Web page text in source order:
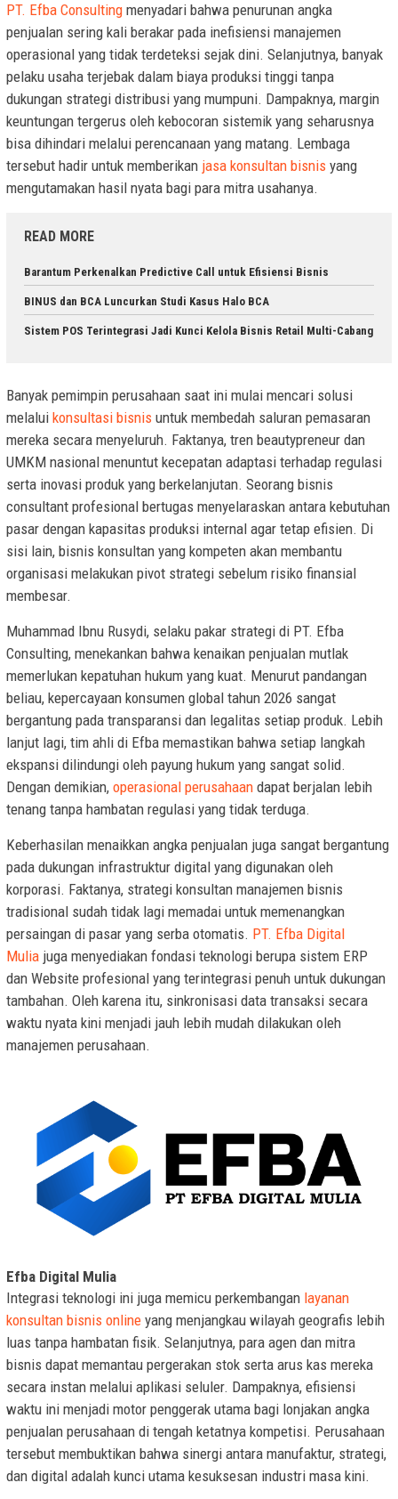
PT. Efba Consulting menyadari bahwa penurunan angka
penjualan sering kali berakar pada inefisiensi manajemen
operasional yang tidak terdeteksi sejak dini. Selanjutnya, banyak
pelaku usaha terjebak dalam biaya produksi tinggi tanpa
dukungan strategi distribusi yang mumpuni. Dampaknya, margin
keuntungan tergerus oleh kebocoran sistemik yang seharusnya
bisa dihindari melalui perencanaan yang matang. Lembaga
tersebut hadir untuk memberikan jasa konsultan bisnis yang
mengutamakan hasil nyata bagi para mitra usahanya.
READ MORE
Barantum Perkenalkan Predictive Call untuk Efisiensi Bisnis
BINUS dan BCA Luncurkan Studi Kasus Halo BCA
Sistem POS Terintegrasi Jadi Kunci Kelola Bisnis Retail Multi-Cabang
Banyak pemimpin perusahaan saat ini mulai mencari solusi
melalui konsultasi bisnis untuk membedah saluran pemasaran
mereka secara menyeluruh. Faktanya, tren beautypreneur dan
UMKM nasional menuntut kecepatan adaptasi terhadap regulasi
serta inovasi produk yang berkelanjutan. Seorang bisnis
consultant profesional bertugas menyelaraskan antara kebutuhan
pasar dengan kapasitas produksi internal agar tetap efisien. Di
sisi lain, bisnis konsultan yang kompeten akan membantu
organisasi melakukan pivot strategi sebelum risiko finansial
membesar.
Muhammad Ibnu Rusydi, selaku pakar strategi di PT. Efba
Consulting, menekankan bahwa kenaikan penjualan mutlak
memerlukan kepatuhan hukum yang kuat. Menurut pandangan
beliau, kepercayaan konsumen global tahun 2026 sangat
bergantung pada transparansi dan legalitas setiap produk. Lebih
lanjut lagi, tim ahli di Efba memastikan bahwa setiap langkah
ekspansi dilindungi oleh payung hukum yang sangat solid.
Dengan demikian, operasional perusahaan dapat berjalan lebih
tenang tanpa hambatan regulasi yang tidak terduga.
Keberhasilan menaikkan angka penjualan juga sangat bergantung
pada dukungan infrastruktur digital yang digunakan oleh
korporasi. Faktanya, strategi konsultan manajemen bisnis
tradisional sudah tidak lagi memadai untuk memenangkan
persaingan di pasar yang serba otomatis. PT. Efba Digital
Mulia juga menyediakan fondasi teknologi berupa sistem ERP
dan Website profesional yang terintegrasi penuh untuk dukungan
tambahan. Oleh karena itu, sinkronisasi data transaksi secara
waktu nyata kini menjadi jauh lebih mudah dilakukan oleh
manajemen perusahaan.
Efba Digital Mulia
Integrasi teknologi ini juga memicu perkembangan layanan
konsultan bisnis online yang menjangkau wilayah geografis lebih
luas tanpa hambatan fisik. Selanjutnya, para agen dan mitra
bisnis dapat memantau pergerakan stok serta arus kas mereka
secara instan melalui aplikasi seluler. Dampaknya, efisiensi
waktu ini menjadi motor penggerak utama bagi lonjakan angka
penjualan perusahaan di tengah ketatnya kompetisi. Perusahaan
tersebut membuktikan bahwa sinergi antara manufaktur, strategi,
dan digital adalah kunci utama kesuksesan industri masa kini.